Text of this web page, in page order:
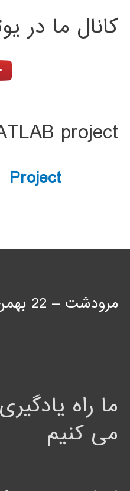
کانال ما در
project
Project
مرودشت – 22 بهمن شمالی
ما راه
می کنیم